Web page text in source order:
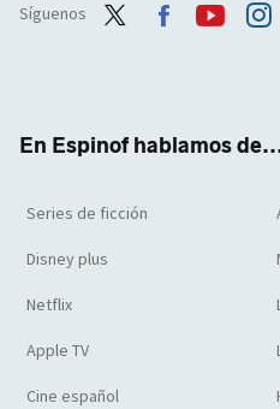
Síguenos
En Espinof hablamos
Series de ficción
Disney plus
Netflix
Apple TV
Cine español